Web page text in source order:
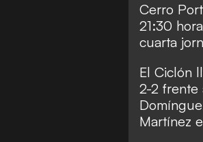
Cerro
21:30
cuarta
El Ciclón
2-2 frente
Martínez